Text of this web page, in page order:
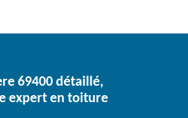
69400 détaillé,
expert en toiture